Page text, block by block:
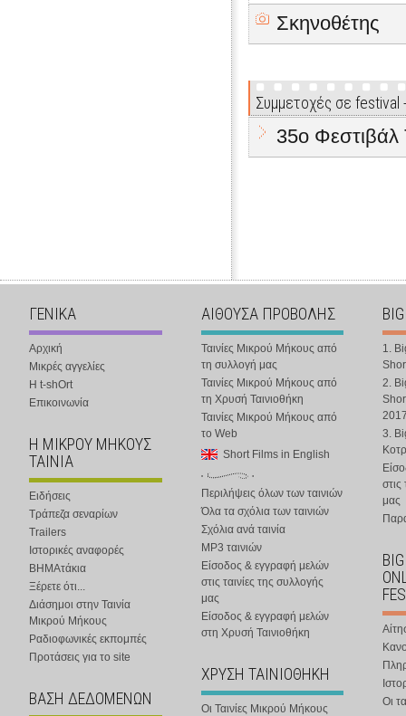
Σκηνοθέτης
Συμμετοχές σε
35o
ΓΕΝΙΚΑ
Αρχική
Μικρές αγγελίες
Η t-shOrt
Επικοινωνία
Η ΜΙΚΡΟΥ ΜΗΚΟΥΣ
ΤΑΙΝΙΑ
Ειδήσεις
Τράπεζα σεναρίων
Trailers
Ιστορικές αναφορές
ΒΗΜΑτάκια
Ξέρετε ότι...
Διάσημοι στην Ταινία
Μικρού Μήκους
Ραδιοφωνικές εκπομπές
Προτάσεις για το site
ΒΑΣΗ ΔΕΔΟΜΕΝΩΝ
ΑΙΘΟΥΣΑ ΠΡΟΒΟΛΗΣ
Ταινίες Μικρού Μήκους από
τη συλλογή μας
Ταινίες Μικρού Μήκους από
τη Χρυσή Ταινιοθήκη
Ταινίες Μικρού Μήκους από
το Web
Short Films in English
Περιλήψεις όλων των ταινιών
Όλα τα σχόλια των ταινιών
Σχόλια ανά ταινία
MP3 ταινιών
Είσοδος & εγγραφή μελών
στις ταινίες της συλλογής
μας
Είσοδος & εγγραφή μελών
στη Χρυσή Ταινιοθήκη
ΧΡΥΣΗ ΤΑΙΝΙΟΘΗΚΗ
Οι Ταινίες Μικρού Μήκους
1.
2.
3.
στις
μας
Οι